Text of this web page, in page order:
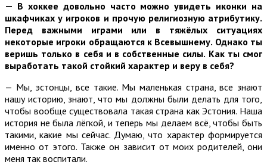
— В хоккее довольно часто можно увидеть иконки на
шкафчиках у игроков и прочую религиозную атрибутику.
Перед важными играми или в тяжёлых ситуациях
некоторые игроки обращаются к Всевышнему. Однако ты
веришь только в себя и в собственные силы. Как ты смог
выработать такой стойкий характер и веру в себя?
— Мы, эстонцы, все такие. Мы маленькая страна, все знают
нашу историю, знают, что мы должны были делать для того,
чтобы вообще существовала такая страна как Эстония. Наша
история не была лёгкой, и теперь мы делаем всё, чтобы быть
такими, какие мы сейчас. Думаю, что характер формируется
именно от этого. Также он зависит от моих родителей, они
меня так воспитали.